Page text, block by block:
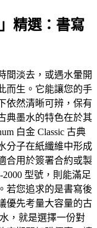
精選：書寫
間淡去，或遇水暈開
而生。它能讓您的手
依然清晰可辨，保有
典墨水的特色在於其
白金 Classic 古典
分子在紙纖維中形成
合用於簽署合約或製
型號，則能滿足
若您追求的是書寫後
優先考量大容量的古
，就是選擇一份對